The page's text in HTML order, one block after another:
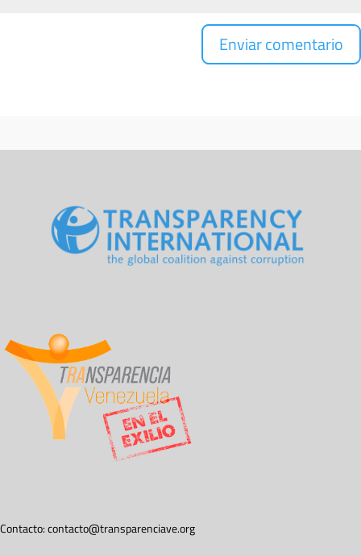
Contacto:contacto@transparenciave.org